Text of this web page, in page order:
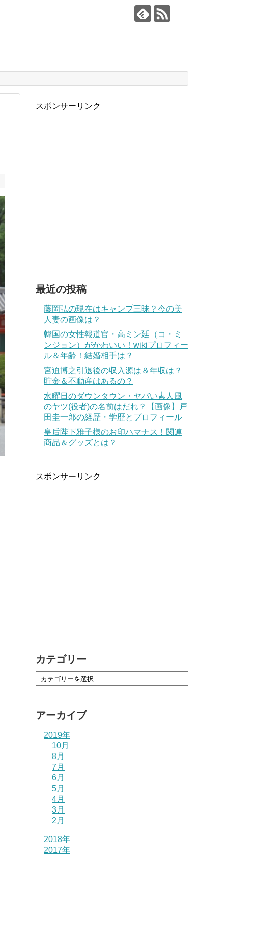
スポンサーリンク
最近の投稿
藤岡弘の現在はキャンプ三昧？今の美
人妻の画像は？
韓国の女性報道官・高ミン廷（コ・ミ
ンジョン）がかわいい！wikiプロフィー
ル＆年齢！結婚相手は？
宮迫博之引退後の収入源は＆年収は？
貯金＆不動産はあるの？
水曜日のダウンタウン・ヤバい素人風
のヤツ(役者)の名前はだれ？【画像】戸
田圭一郎の経歴・学歴とプロフィール
皇后陛下雅子様のお印ハマナス！関連
商品＆グッズとは？
スポンサーリンク
カテゴリー
アーカイブ
2019年
10月
8月
7月
6月
5月
4月
3月
2月
2018年
2017年